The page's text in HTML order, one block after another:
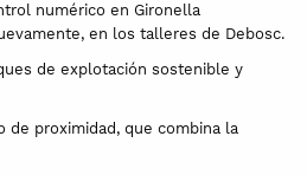
numérico en Gironella
en los talleres de Debosc.
de explotación sostenible y
de proximidad, que combina la